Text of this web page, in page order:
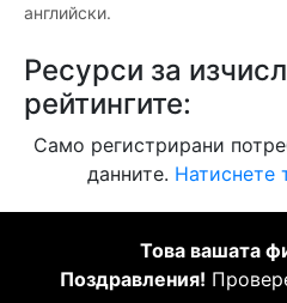
английски.
Ресурси за
рейтингите:
Само регистрирани
данните. Натиснете
Това вашата
Поздравления!